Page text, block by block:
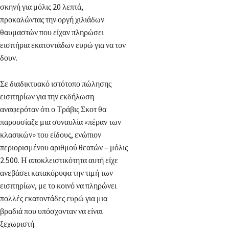
σκηνή για μόλις 20 λεπτά,
προκαλώντας την οργή χιλιάδων
θαυμαστών που είχαν πληρώσει
εισιτήρια εκατοντάδων ευρώ για να τον
δουν.
Σε διαδικτυακό ιστότοπο πώλησης
εισιτηρίων για την εκδήλωση
αναφερόταν ότι ο Τράβις Σκοτ θα
παρουσίαζε μια συναυλία «πέραν των
κλασικών» του είδους, ενώπιον
περιορισμένου αριθμού θεατών – μόλις
2.500. Η αποκλειστικότητα αυτή είχε
ανεβάσει κατακόρυφα την τιμή των
εισιτηρίων, με το κοινό να πληρώνει
πολλές εκατοντάδες ευρώ για μια
βραδιά που υπόσχονταν να είναι
ξεχωριστή.